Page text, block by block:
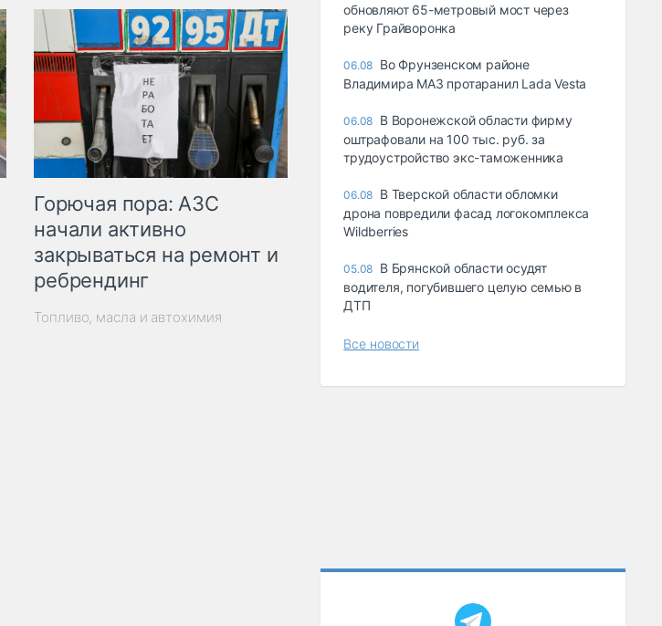
Горючая пора: АЗС
начали активно
закрываться на ремонт и
ребрендинг
Топливо, масла и автохимия
обновляют 65-метровый мост через
реку Грайворонка
06.08 Во Фрунзенском районе
Владимира МАЗ протаранил Lada Vesta
06.08 В Воронежской области фирму
оштрафовали на 100 тыс. руб. за
трудоустройство экс-таможенника
06.08 В Тверской области обломки
дрона повредили фасад логокомплекса
Wildberries
05.08 В Брянской области осудят
водителя, погубившего целую семью в
ДТП
Все новости